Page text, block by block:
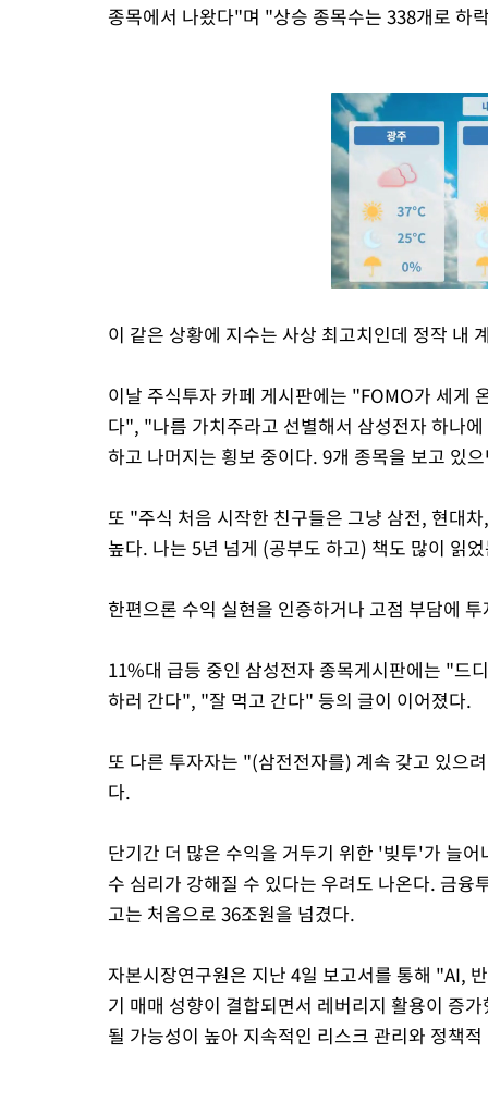
종목에서 나왔다"며 "상승 종목수는 338개로 하
이 같은 상황에 지수는 사상 최고치인데 정작 내
이날 주식투자 카페 게시판에는 "FOMO가 세게
다", "나름 가치주라고 선별해서 삼성전자 하나
하고 나머지는 횡보 중이다. 9개 종목을 보고 있
또 "주식 처음 시작한 친구들은 그냥 삼전, 현대
높다. 나는 5년 넘게 (공부도 하고) 책도 많이 읽
한편으론 수익 실현을 인증하거나 고점 부담에
11%대 급등 중인 삼성전자 종목게시판에는 "드
하러 간다", "잘 먹고 간다" 등의 글이 이어졌다.
또 다른 투자자는 "(삼전전자를) 계속 갖고 있으
다.
단기간 더 많은 수익을 거두기 위한 '빚투'가 늘
수 심리가 강해질 수 있다는 우려도 나온다. 금
고는 처음으로 36조원을 넘겼다.
자본시장연구원은 지난 4일 보고서를 통해 "AI,
기 매매 성향이 결합되면서 레버리지 활용이 증
될 가능성이 높아 지속적인 리스크 관리와 정책